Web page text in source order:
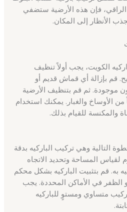
الراقي، فإن هذه الأرضية ستضفي
الأنظار إلى المكان.
الكويت، يجب أولاً تنظيف
قم بإزالة أي قماش قديم أو
موجودة. ثم قم بتنظيف الأرضية
من الأوساخ والغبار. يمكنك استخدام
والمكنسة للقيام بذلك.
التالية وهي تركيب الباركيه بدقة
لقياس المساحة وتحديد الاتجاه
به. قم بتثبيت الباركيه بشكل محكم
الظفر في الأماكن المحددة. يجب
متساوي ومستوٍ للباركيه